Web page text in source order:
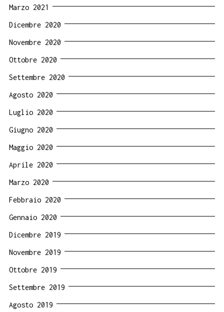
Marzo 2021
Dicembre 2020
Novembre 2020
Ottobre 2020
Settembre 2020
Agosto 2020
Luglio 2020
Giugno 2020
Maggio 2020
Aprile 2020
Marzo 2020
Febbraio 2020
Gennaio 2020
Dicembre 2019
Novembre 2019
Ottobre 2019
Settembre 2019
Agosto 2019